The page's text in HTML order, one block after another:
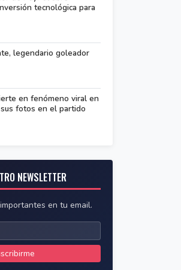
tecnológica para
legendario goleador
en fenómeno viral en
fotos en el partido
NEWSLETTER
en tu email.